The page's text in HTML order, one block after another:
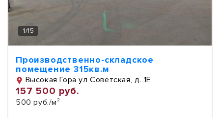
1/15
Производственно-складское
помещение 315кв.м
Высокая Гора ул Советская, д. 1Е
157 500 руб.
500 руб./м²